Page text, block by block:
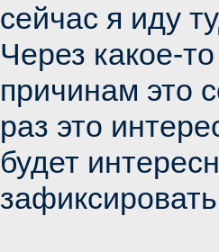
сейчас я иду
Через какое-
причинам это
раз это
будет